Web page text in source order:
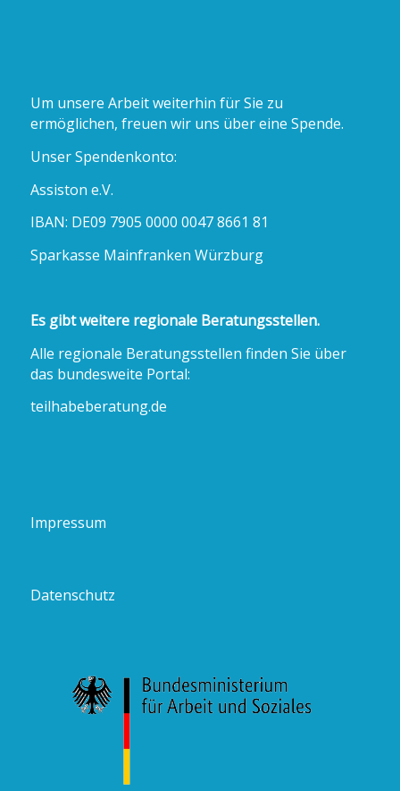
Um unsere Arbeit weiterhin für Sie zu
ermöglichen, freuen wir uns über eine Spende.
Unser Spendenkonto:
Assiston e.V.
IBAN: DE09 7905 0000 0047 8661 81
Sparkasse Mainfranken Würzburg
Es gibt weitere regionale Beratungsstellen.
Alle regionale Beratungsstellen finden Sie über
das bundesweite Portal:
teilhabeberatung.de
Impressum
Datenschutz